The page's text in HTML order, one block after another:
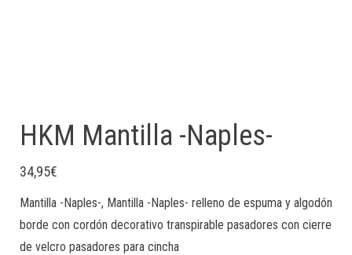
HKM Mantilla -Naples-
34,95€
Mantilla -Naples-, Mantilla -Naples- relleno de espuma y algodón
borde con cordón decorativo transpirable pasadores con cierre
de velcro pasadores para cincha